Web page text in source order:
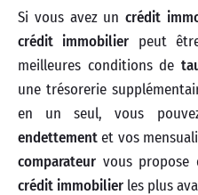
Si vous avez uncrédit
crédit immobilier peut
meilleures conditions de
une trésorerie
en un seul, vous
endettement et vos
comparateur vous
crédit immobilier les plus